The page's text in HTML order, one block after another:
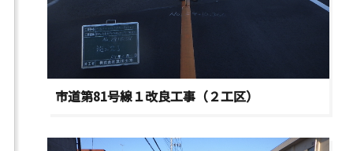
市道第81号線１改良工事（２工区）